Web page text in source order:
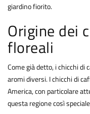
giardino fiorito.
Origine dei
floreali
Come già detto, i chicchi
aromi diversi. I chicchi di
America, con particolare
questa regione così